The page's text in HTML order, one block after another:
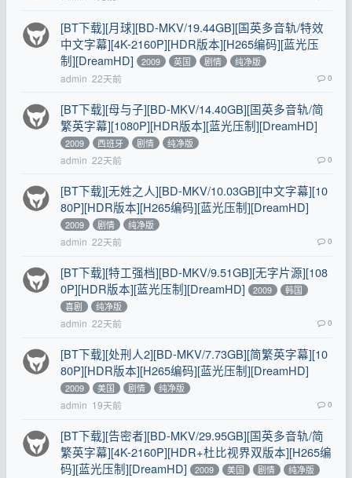
[BT下载][月球][BD-MKV/19.44GB][国英多音轨/特效
中文字幕][4K-2160P][HDR版本][H265编码][蓝光压
制][DreamHD]
2009 英国 剧情 纯净版
admin 22天前 0
[BT下载][母与子][BD-MKV/14.40GB][国英多音轨/简
繁英字幕][1080P][HDR版本][蓝光压制][DreamHD]
2009 西班牙 剧情 纯净版
admin 22天前 0
[BT下载][无姓之人][BD-MKV/10.03GB][中文字幕][10
80P][HDR版本][H265编码][蓝光压制][DreamHD]
2009 剧情 纯净版
admin 22天前 0
[BT下载][特工强档][BD-MKV/9.51GB][无字片源][108
0P][HDR版本][蓝光压制][DreamHD]
2009
韩国
喜剧
纯净版
admin 22天前 0
[BT下载][处刑人2][BD-MKV/7.73GB][简繁英字幕][10
80P][HDR版本][H265编码][蓝光压制][DreamHD]
2009 美国 剧情 纯净版
admin 19天前 0
[BT下载][告密者][BD-MKV/29.95GB][国英多音轨/简
繁英字幕][4K-2160P][HDR+杜比视界双版本][H265编
码][蓝光压制][DreamHD]
2009 美国 剧情 纯净版